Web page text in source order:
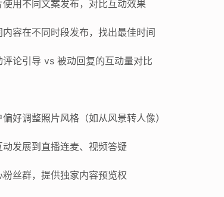
用不同文案发布，对比互动效果
容在不同时段发布，找出最佳时间
论引导 vs 被动回复的互动量对比
好调整照片风格（如从风景转人像）
发展到直播连麦、视频答疑
丝群，提供独家内容预览权